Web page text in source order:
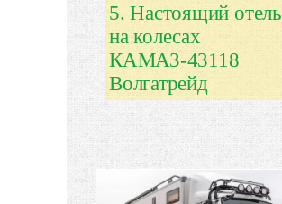
5. Настоящий отель
на колесах
КАМАЗ-43118
Волгатрейд